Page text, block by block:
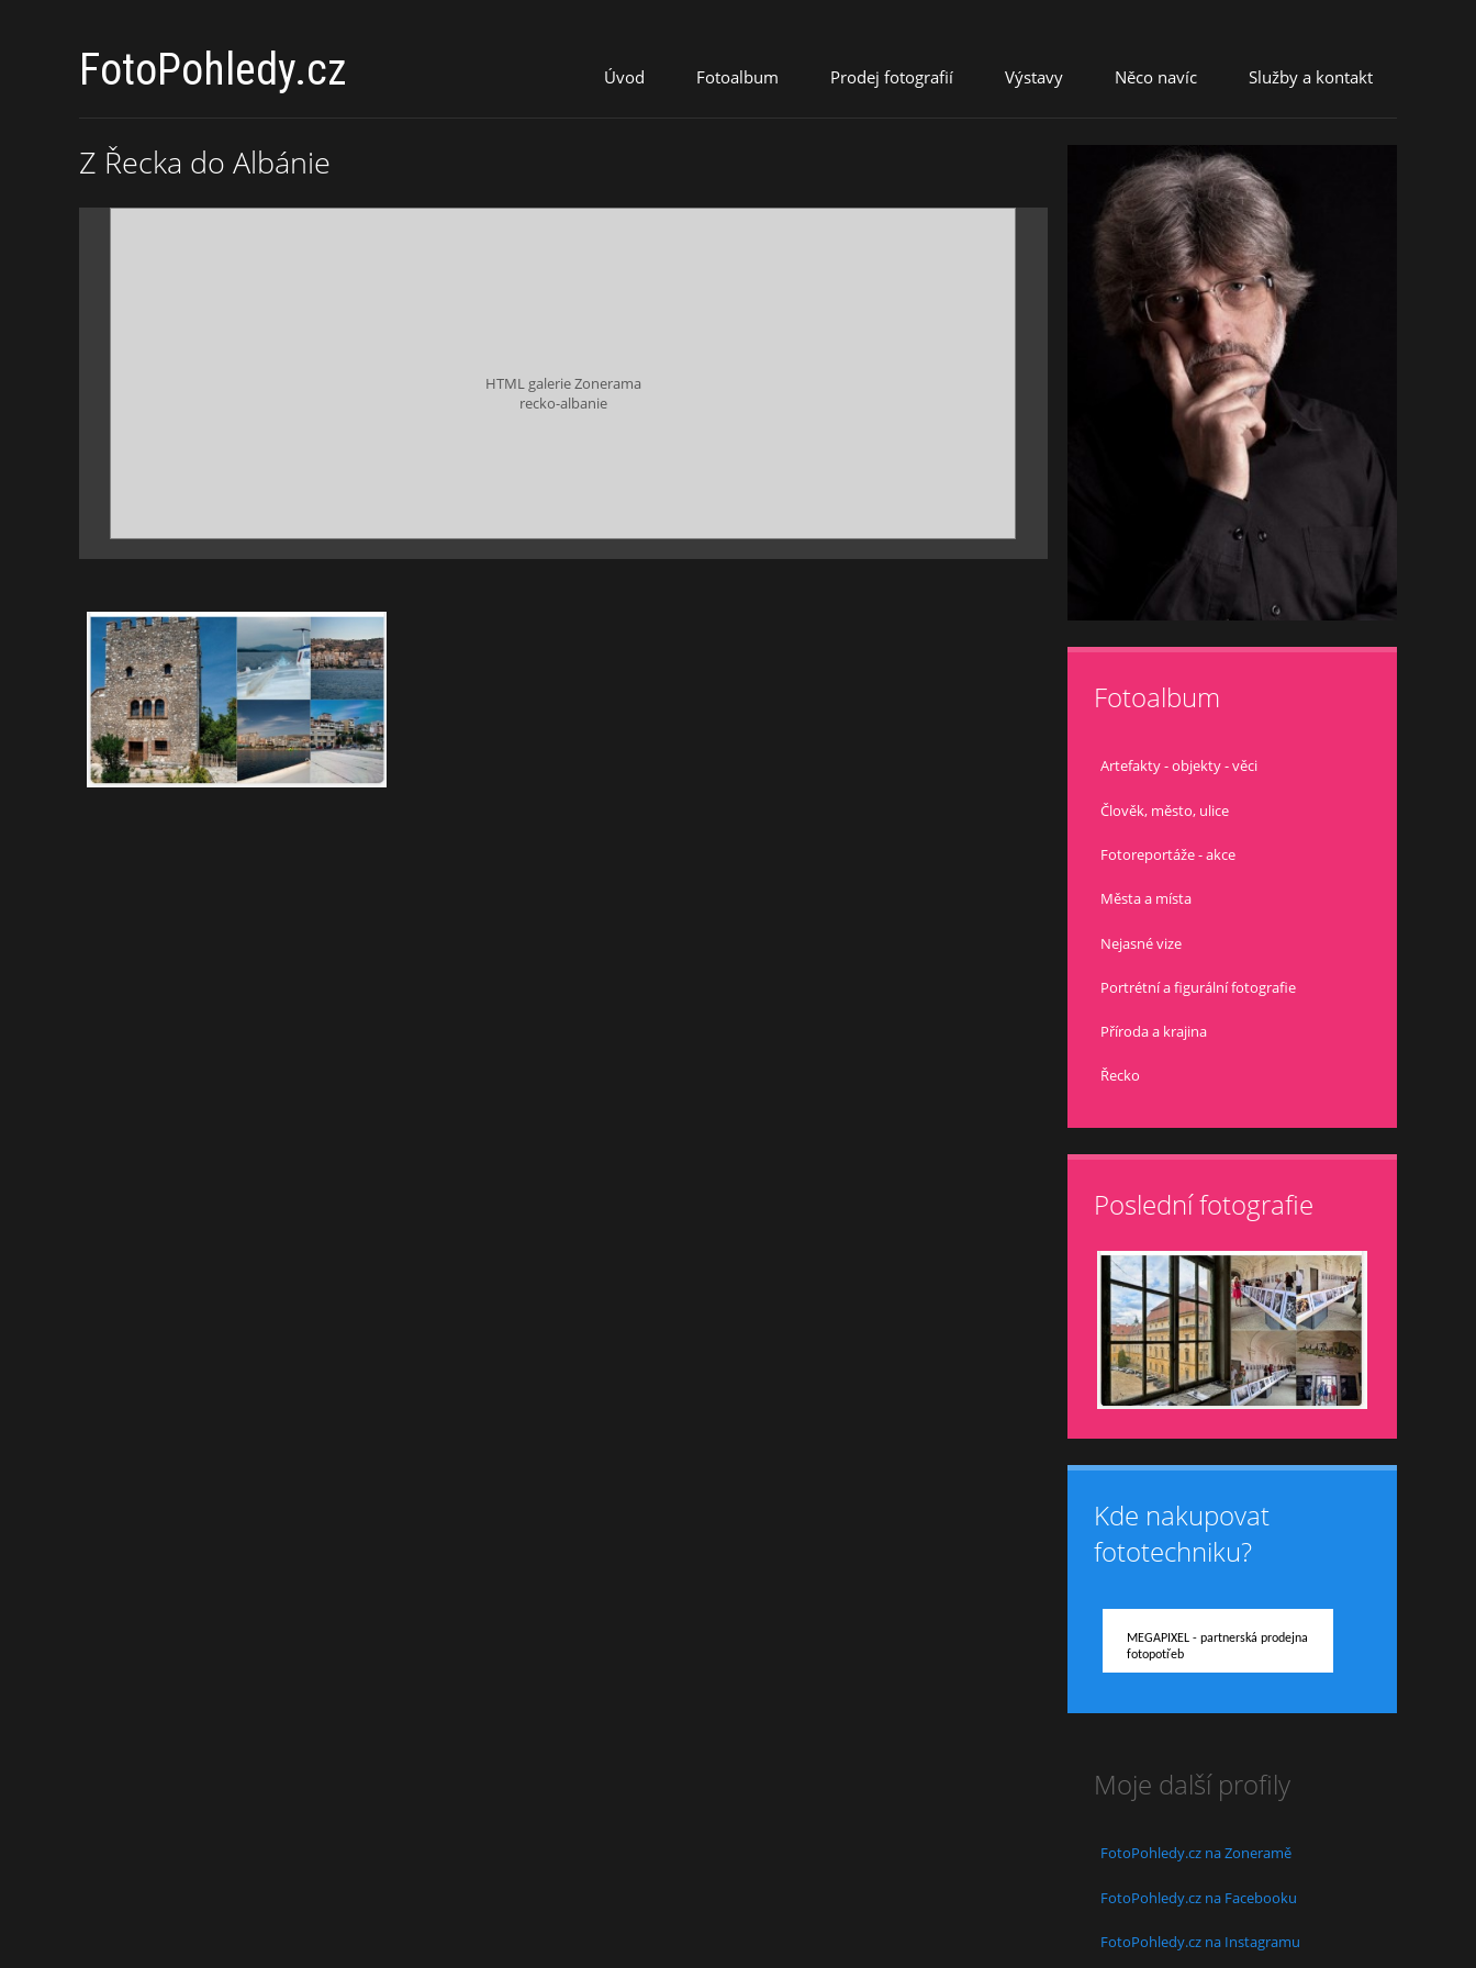
FotoPohledy.cz Úvod Fotoalbum Prodej fotografií Výstavy Něco navíc Služby a kontakt
Z Řecka do Albánie
HTML galerie Zonerama
recko-albanie
Fotoalbum
Artefakty - objekty - věci
Člověk, město, ulice
Fotoreportáže - akce
Města a místa
Nejasné vize
Portrétní a figurální fotografie
Příroda a krajina
Řecko
Poslední fotografie
Kde nakupovat
fototechniku?
MEGAPIXEL - partnerská prodejna
fotopotřeb
Moje další profily
FotoPohledy.cz na Zoneramě
FotoPohledy.cz na Facebooku
FotoPohledy.cz na Instagramu